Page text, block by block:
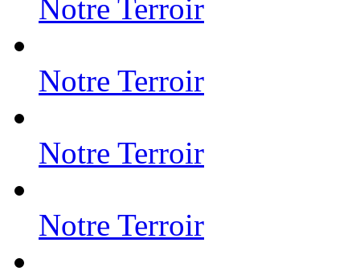
Notre Terroir
Notre Terroir
Notre Terroir
Notre Terroir